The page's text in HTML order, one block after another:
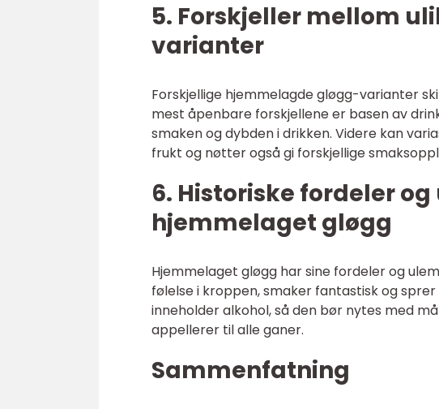
5. Forskjeller mellom
varianter
Forskjellige hjemmelagde gløgg-varianter
mest åpenbare forskjellene er basen av
smaken og dybden i drikken. Videre kan
frukt og nøtter også gi forskjellige
6. Historiske fordeler
hjemmelaget gløgg
Hjemmelaget gløgg har sine fordeler og
følelse i kroppen, smaker fantastisk og
inneholder alkohol, så den bør nytes med
appellerer til alle ganer.
Sammenfatning